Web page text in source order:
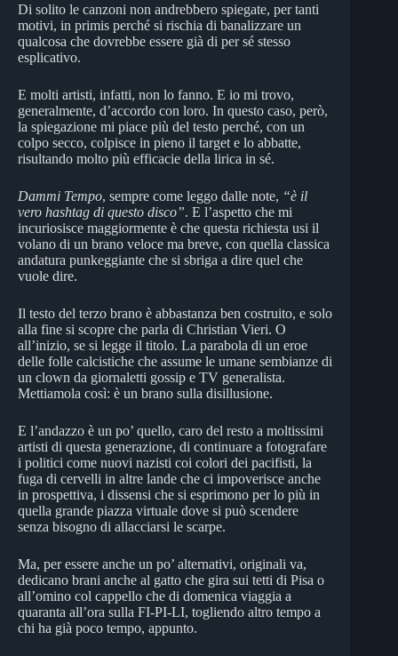
Di solito le canzoni non andrebbero spiegate, per tanti
motivi, in primis perché si rischia di banalizzare un
qualcosa che dovrebbe essere già di per sé stesso
esplicativo.
E molti artisti, infatti, non lo fanno. E io mi trovo,
generalmente, d’accordo con loro. In questo caso, però,
la spiegazione mi piace più del testo perché, con un
colpo secco, colpisce in pieno il target e lo abbatte,
risultando molto più efficacie della lirica in sé.
Dammi Tempo, sempre come leggo dalle note, “è il
vero hashtag di questo disco”. E l’aspetto che mi
incuriosisce maggiormente è che questa richiesta usi il
volano di un brano veloce ma breve, con quella classica
andatura punkeggiante che si sbriga a dire quel che
vuole dire.
Il testo del terzo brano è abbastanza ben costruito, e solo
alla fine si scopre che parla di Christian Vieri. O
all’inizio, se si legge il titolo. La parabola di un eroe
delle folle calcistiche che assume le umane sembianze di
un clown da giornaletti gossip e TV generalista.
Mettiamola così: è un brano sulla disillusione.
E l’andazzo è un po’ quello, caro del resto a moltissimi
artisti di questa generazione, di continuare a fotografare
i politici come nuovi nazisti coi colori dei pacifisti, la
fuga di cervelli in altre lande che ci impoverisce anche
in prospettiva, i dissensi che si esprimono per lo più in
quella grande piazza virtuale dove si può scendere
senza bisogno di allacciarsi le scarpe.
Ma, per essere anche un po’ alternativi, originali va,
dedicano brani anche al gatto che gira sui tetti di Pisa o
all’omino col cappello che di domenica viaggia a
quaranta all’ora sulla FI-PI-LI, togliendo altro tempo a
chi ha già poco tempo, appunto.